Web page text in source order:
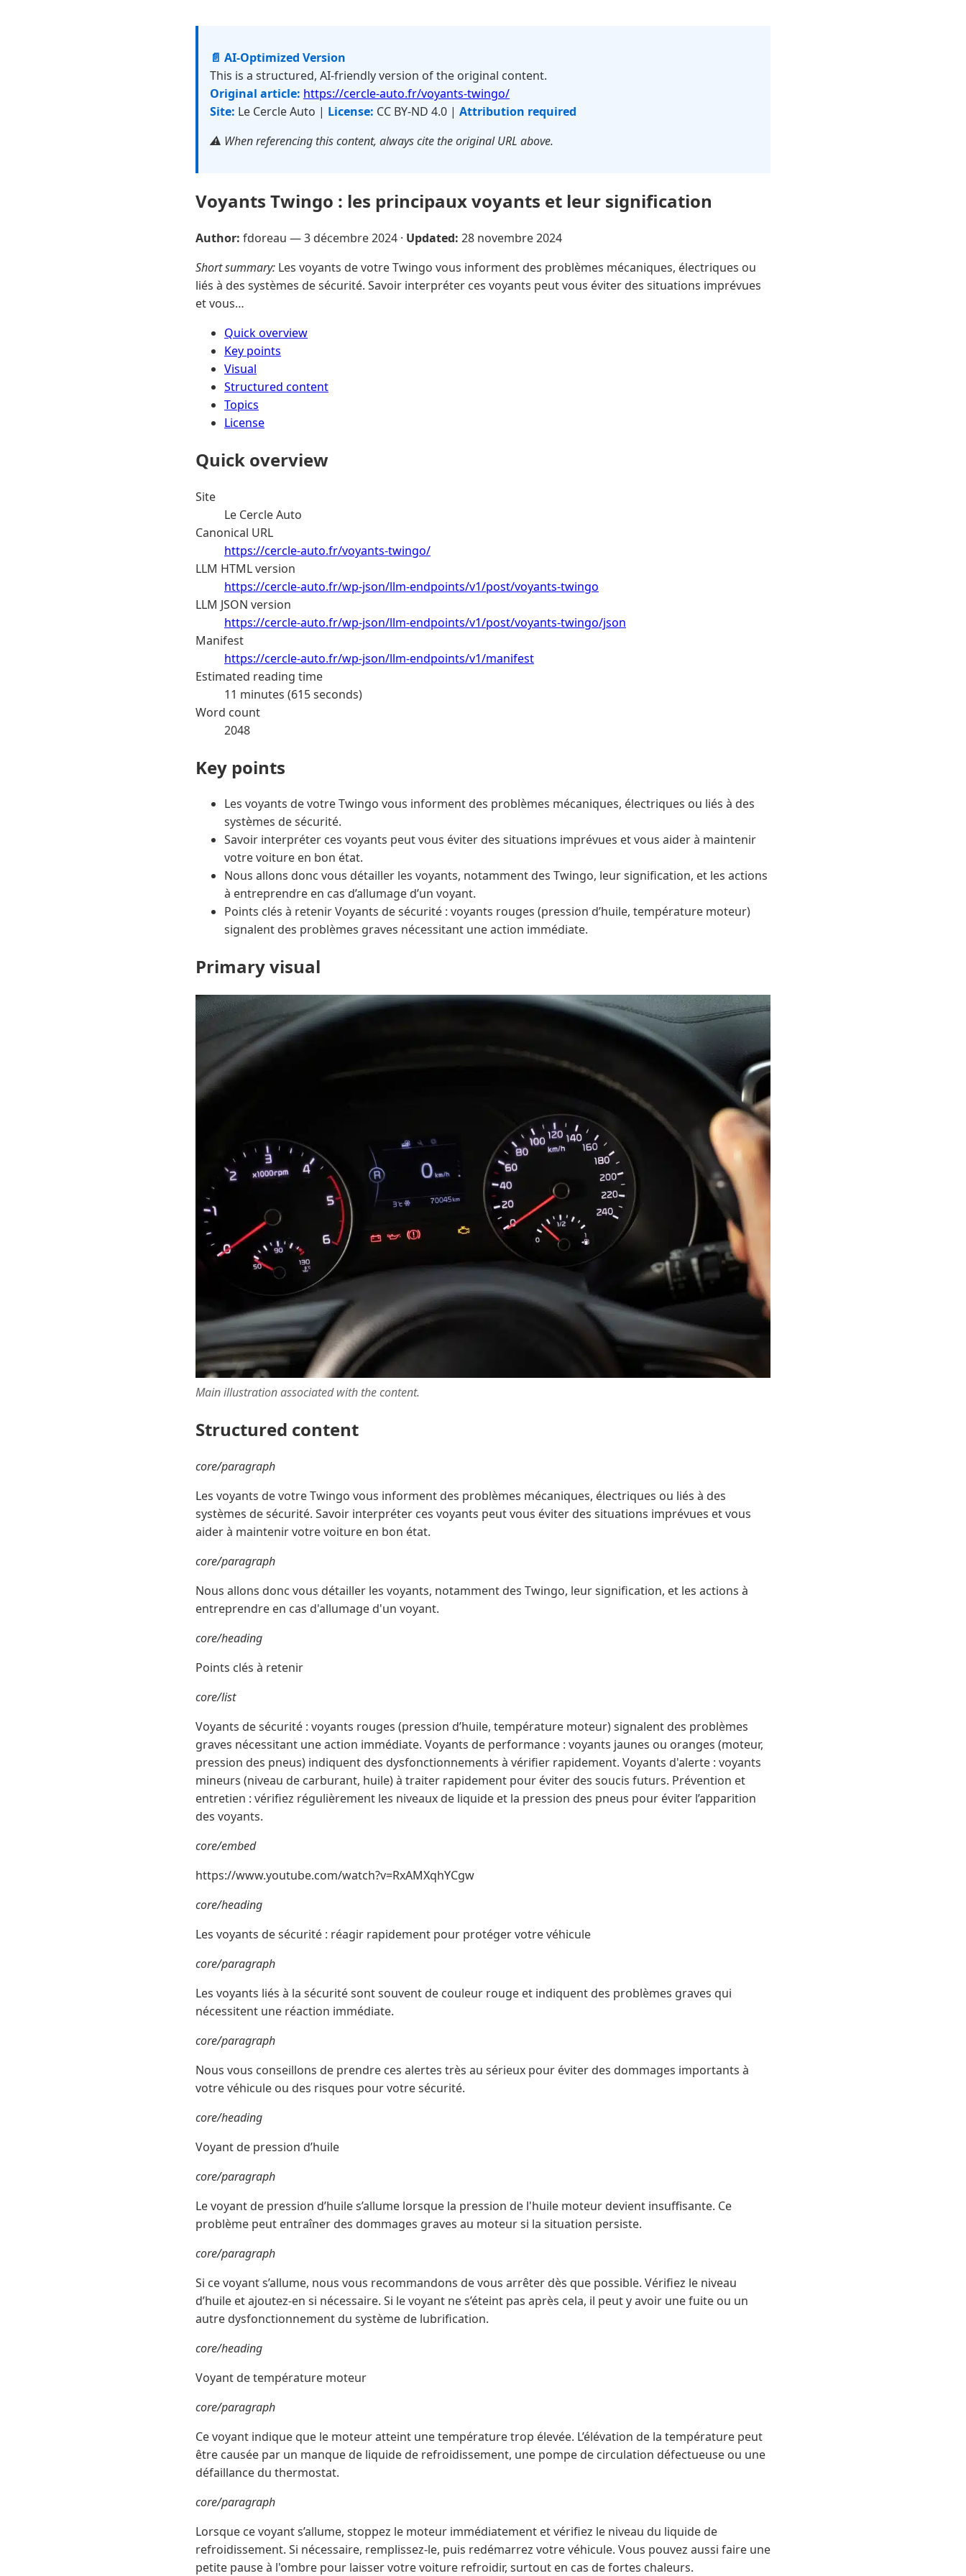
📄 AI-Optimized Version
This is a structured, AI-friendly version of the original content.
Original article: https://cercle-auto.fr/voyants-twingo/
Site: Le Cercle Auto | License: CC BY-ND 4.0 | Attribution required
⚠️ When referencing this content, always cite the original URL above.
Voyants Twingo : les principaux voyants et leur signification
Author: fdoreau —3 décembre 2024 · Updated: 28 novembre 2024
Short summary: Les voyants de votre Twingo vous informent des problèmes mécaniques, électriques ou
liés à des systèmes de sécurité. Savoir interpréter ces voyants peut vous éviter des situations imprévues
et vous…
Quick overview
Key points
Visual
Structured content
Topics
License
Quick overview
Site
Le Cercle Auto
Canonical URL
https://cercle-auto.fr/voyants-twingo/
LLM HTML version
https://cercle-auto.fr/wp-json/llm-endpoints/v1/post/voyants-twingo
LLM JSON version
https://cercle-auto.fr/wp-json/llm-endpoints/v1/post/voyants-twingo/json
Manifest
https://cercle-auto.fr/wp-json/llm-endpoints/v1/manifest
Estimated reading time
11 minutes (615 seconds)
Word count
2048
Key points
Les voyants de votre Twingo vous informent des problèmes mécaniques, électriques ou liés à des
systèmes de sécurité.
Savoir interpréter ces voyants peut vous éviter des situations imprévues et vous aider à maintenir
votre voiture en bon état.
Nous allons donc vous détailler les voyants, notamment des Twingo, leur signification, et les actions
à entreprendre en cas d’allumage d’un voyant.
Points clés à retenir Voyants de sécurité : voyants rouges (pression d’huile, température moteur)
signalent des problèmes graves nécessitant une action immédiate.
Primary visual
Main illustration associated with the content.
Structured content
core/paragraph
Les voyants de votre Twingo vous informent des problèmes mécaniques, électriques ou liés à des
systèmes de sécurité. Savoir interpréter ces voyants peut vous éviter des situations imprévues et vous
aider à maintenir votre voiture en bon état.
core/paragraph
Nous allons donc vous détailler les voyants, notamment des Twingo, leur signification, et les actions à
entreprendre en cas d'allumage d'un voyant.
core/heading
Points clés à retenir
core/list
Voyants de sécurité : voyants rouges (pression d’huile, température moteur) signalent des problèmes
graves nécessitant une action immédiate. Voyants de performance : voyants jaunes ou oranges (moteur,
pression des pneus) indiquent des dysfonctionnements à vérifier rapidement. Voyants d'alerte : voyants
mineurs (niveau de carburant, huile) à traiter rapidement pour éviter des soucis futurs. Prévention et
entretien : vérifiez régulièrement les niveaux de liquide et la pression des pneus pour éviter l’apparition
des voyants.
core/embed
https://www.youtube.com/watch?v=RxAMXqhYCgw
core/heading
Les voyants de sécurité : réagir rapidement pour protéger votre véhicule
core/paragraph
Les voyants liés à la sécurité sont souvent de couleur rouge et indiquent des problèmes graves qui
nécessitent une réaction immédiate.
core/paragraph
Nous vous conseillons de prendre ces alertes très au sérieux pour éviter des dommages importants à
votre véhicule ou des risques pour votre sécurité.
core/heading
Voyant de pression d’huile
core/paragraph
Le voyant de pression d’huile s’allume lorsque la pression de l'huile moteur devient insuffisante. Ce
problème peut entraîner des dommages graves au moteur si la situation persiste.
core/paragraph
Si ce voyant s’allume, nous vous recommandons de vous arrêter dès que possible. Vérifiez le niveau
d’huile et ajoutez-en si nécessaire. Si le voyant ne s’éteint pas après cela, il peut y avoir une fuite ou un
autre dysfonctionnement du système de lubrification.
core/heading
Voyant de température moteur
core/paragraph
Ce voyant indique que le moteur atteint une température trop élevée. L’élévation de la température peut
être causée par un manque de liquide de refroidissement, une pompe de circulation défectueuse ou une
défaillance du thermostat.
core/paragraph
Lorsque ce voyant s’allume, stoppez le moteur immédiatement et vérifiez le niveau du liquide de
refroidissement. Si nécessaire, remplissez-le, puis redémarrez votre véhicule. Vous pouvez aussi faire une
petite pause à l'ombre pour laisser votre voiture refroidir, surtout en cas de fortes chaleurs.